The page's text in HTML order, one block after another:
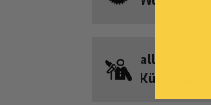
alle
Künstler